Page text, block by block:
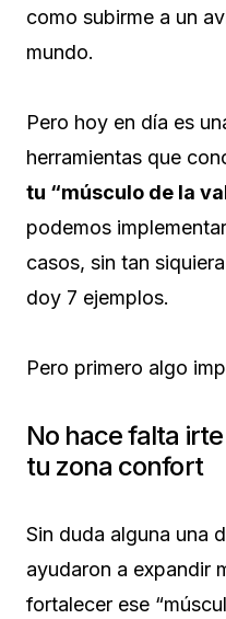
como subirme a un
mundo.
Pero hoy en día es
herramientas que
tu “músculo de la
podemos
casos, sin tan
doy 7 ejemplos.
Pero primero algo
No hace falta
tu zona confort
Sin duda alguna una
ayudaron a expandir
fortalecer ese